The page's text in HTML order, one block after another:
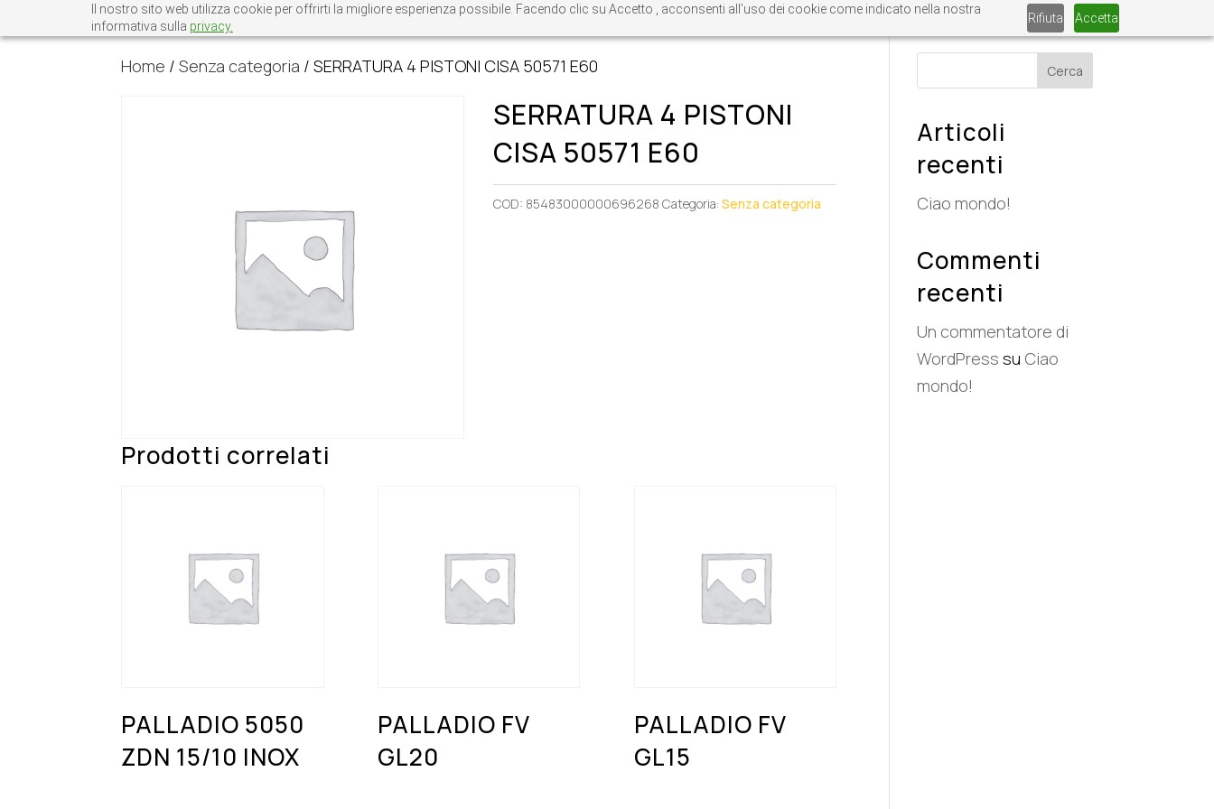
Il nostro sito web utilizza cookie per offrirti la migliore esperienza possibile. Facendo clic su Accetto , acconsenti all’uso dei cookie come indicato nella nostra
informativa sulla privacy.
Rifiuta Accetta
Home /Senza categoria / SERRATURA 4 PISTONI CISA 50571 E60
SERRATURA 4 PISTONI
CISA 50571 E60
COD: 85483000000696268 Categoria:Senza categoria
Prodotti correlati
PALLADIO 5050
ZDN 15/10 INOX
PALLADIO FV
GL20
PALLADIO FV
GL15
Cerca
Articoli
recenti
Ciao mondo!
Commenti
recenti
Un commentatore di
WordPress su Ciao
mondo!